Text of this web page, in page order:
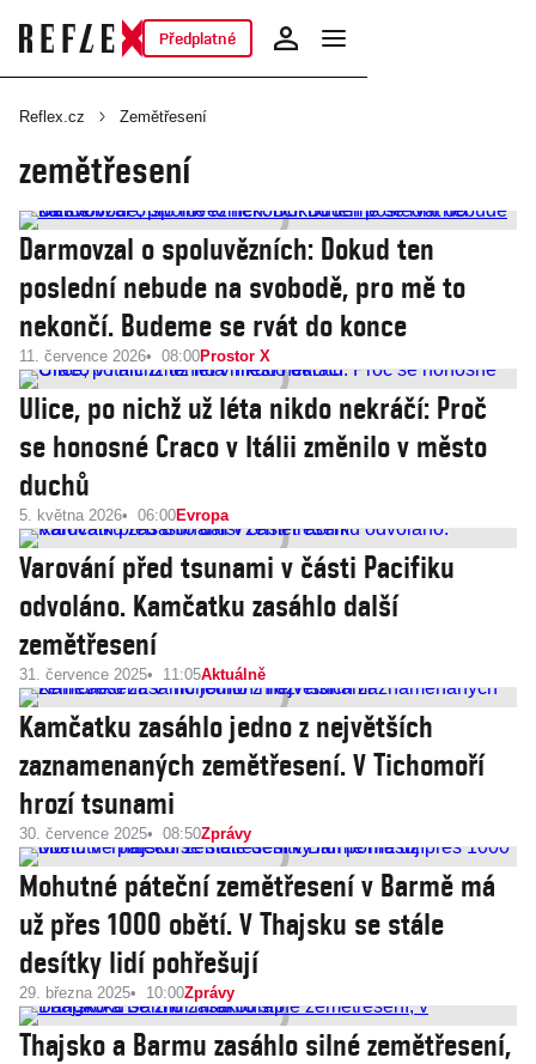
Předplatné
Reflex.cz Zemětřesení
zemětřesení
Darmovzal o spoluvězních: Dokud ten
poslední nebude na svobodě, pro mě to
nekončí. Budeme se rvát do konce
11. července 2026 08:00Prostor X
Ulice, po nichž už léta nikdo nekráčí: Proč
se honosné Craco v Itálii změnilo v město
duchů
5. května 2026 06:00Evropa
Varování před tsunami v části Pacifiku
odvoláno. Kamčatku zasáhlo další
zemětřesení
31. července 2025 11:05Aktuálně
Kamčatku zasáhlo jedno z největších
zaznamenaných zemětřesení. V Tichomoří
hrozí tsunami
30. července 2025 08:50Zprávy
Mohutné páteční zemětřesení v Barmě má
už přes 1000 obětí. V Thajsku se stále
desítky lidí pohřešují
29. března 2025 10:00Zprávy
Thajsko a Barmu zasáhlo silné zemětřesení,